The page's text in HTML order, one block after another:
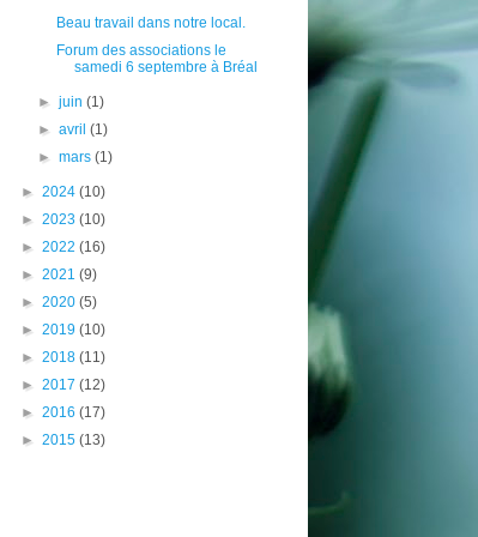
Beau travail dans notre local.
Forum des associations le
samedi 6 septembre à Bréal
►juin(1)
►avril(1)
►mars(1)
► 2024 (10)
► 2023 (10)
► 2022 (16)
► 2021 (9)
► 2020 (5)
► 2019 (10)
► 2018 (11)
► 2017 (12)
► 2016 (17)
► 2015 (13)